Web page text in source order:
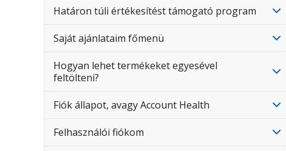
Határon túli értékesítést támogató program
Saját ajánlataim főmenü
Hogyan lehet termékeket egyesével
feltölteni?
Fiók állapot, avagy Account Health
Felhasználói fiókom